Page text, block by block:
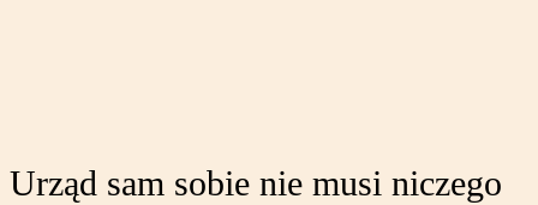
Urząd sam sobie nie musi niczego